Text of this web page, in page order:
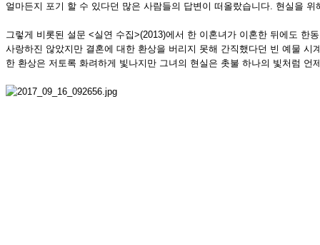
얼마든지 포기 할 수 있다던 많은 사람들의 답변이 떠올랐습니다. 현실을
그렇게 비롯된 설문 <실연 수집>(2013)에서 한 이혼녀가 이혼한 뒤에도 한
사랑하진 않았지만 결혼에 대한 환상을 버리지 못해 간직했다던 빈 예물
한 환상은 저토록 화려하게 빛나지만 그녀의 현실은 촛불 하나의 빛처럼 언